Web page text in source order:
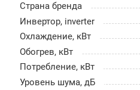
Страна бренда
Инвертор, inverter
Охлаждение, кВт
Обогрев, кВт
Потребление, кВт
Уровень шума, дБ